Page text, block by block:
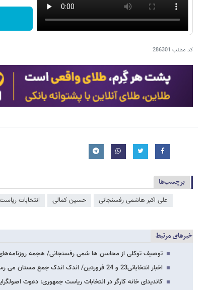
کد مطلب 286301
برچسب‌ها
علی اکبر هاشمی رفسنجانی حسین کمالی انتخابات
خبرهای مرتبط
توصیف توکلی از محاسن ها شمی رفسنجانی/ هجمه
اخبار انتخاباتی23 و 24 فروردین/ اندک اندک جمع مستان می رسند...
کاندیدای خانه کارگر در انتخابات ریاست جمهوری: دعوت